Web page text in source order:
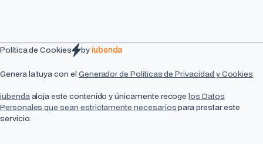
Política de Cookies by iubenda
Genera la tuya con el Generador de Políticas de Privacidad y Cookies
iubendaaloja este contenido y únicamente recogelos Datos
Personales que sean estrictamente necesariospara prestar este
servicio.